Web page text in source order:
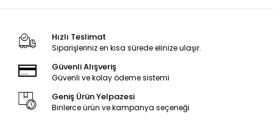
Hızlı Teslimat
Siparişleriniz en kısa sürede elinize ulaşır.
Güvenli Alışveriş
Güvenli ve kolay ödeme sistemi
Geniş Ürün Yelpazesi
Binlerce ürün ve kampanya seçeneği